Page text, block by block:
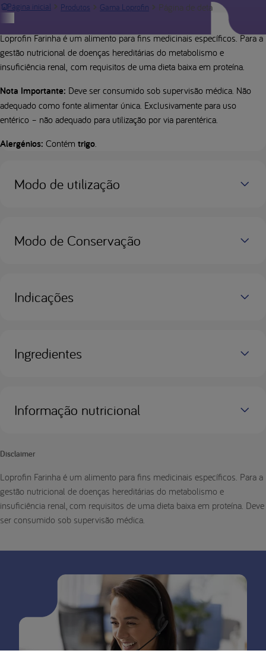
Página inicial
Produtos Gama Loprofin Página de detalhes do
Descrição do produto
Loprofin Farinha é um alimento para fins medicinais específicos. Para a
gestão nutricional de doenças hereditárias do metabolismo e
insuficiência renal, com requisitos de uma dieta baixa em proteína.
Nota Importante: Deve ser consumido sob supervisão médica. Não
adequado como fonte alimentar única. Exclusivamente para uso
entérico – não adequado para utilização por via parentérica.
Alergénios: Contém trigo.
Modo de utilização
Modo de Conservação
Indicações
Ingredientes
Informação nutricional
Disclaimer
Loprofin Farinha é um alimento para fins medicinais específicos. Para a
gestão nutricional de doenças hereditárias do metabolismo e
insuficiência renal, com requisitos de uma dieta baixa em proteína. Deve
ser consumido sob supervisão médica.